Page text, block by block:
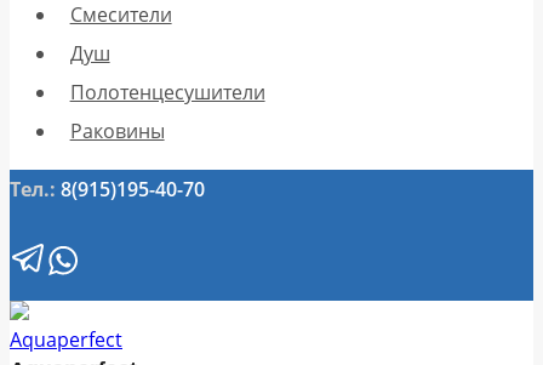
Смесители
Душ
Полотенцесушители
Раковины
Тел.: 8(915)195-40-70